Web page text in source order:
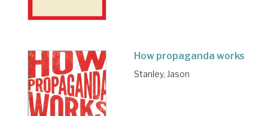
How propaganda works
Stanley, Jason